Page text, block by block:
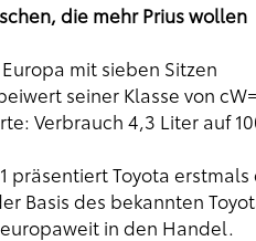
die mehr Prius wollen
mit sieben Sitzen
seiner Klasse von
Verbrauch 4,3 Liter auf
präsentiert Toyota
Basis des bekannten
in den Handel.